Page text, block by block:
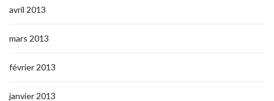
avril 2013
mars 2013
février 2013
janvier 2013